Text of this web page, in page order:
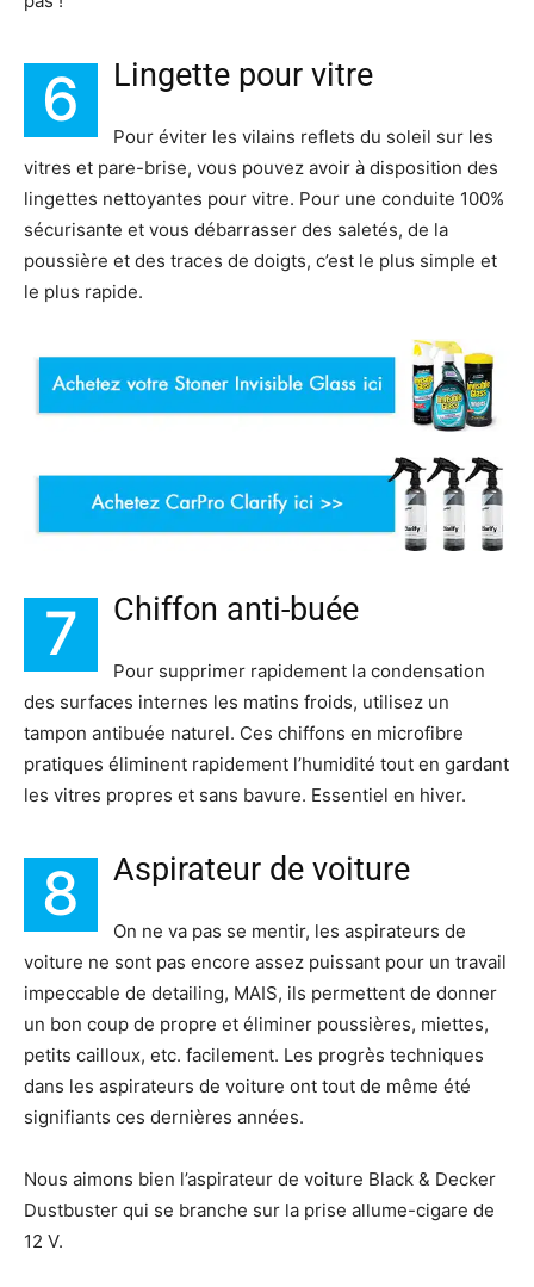
6 Lingette pour vitre
Pour éviter les vilains reflets du soleil sur les
vitres et pare-brise, vous pouvez avoir à disposition des
lingettes nettoyantes pour vitre. Pour une conduite 100%
sécurisante et vous débarrasser des saletés, de la
poussière et des traces de doigts, c’est le plus simple et
le plus rapide.
7 Chiffon anti-buée
Pour supprimer rapidement la condensation
des surfaces internes les matins froids, utilisez un
tampon antibuée naturel. Ces chiffons en microfibre
pratiques éliminent rapidement l’humidité tout en gardant
les vitres propres et sans bavure. Essentiel en hiver.
8 Aspirateur de voiture
On ne va pas se mentir, les aspirateurs de
voiture ne sont pas encore assez puissant pour un travail
impeccable de detailing, MAIS, ils permettent de donner
un bon coup de propre et éliminer poussières, miettes,
petits cailloux, etc. facilement. Les progrès techniques
dans les aspirateurs de voiture ont tout de même été
signifiants ces dernières années.
Nous aimons bien l’aspirateur de voiture Black & Decker
Dustbuster qui se branche sur la prise allume-cigare de
12 V.